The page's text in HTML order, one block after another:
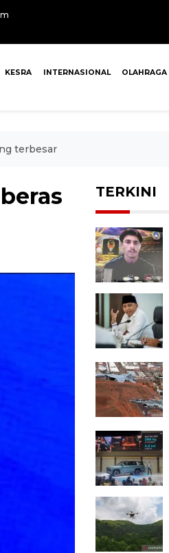
KESRA INTERNASIONAL OLAHRAGA
terbesar
TERKINI